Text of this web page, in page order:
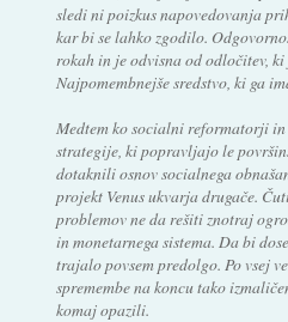
sledi ni poizkus napovedovanja
kar bi se lahko zgodilo.
rokah in je odvisna od odločitev,
Najpomembnejše sredstvo, ki ga
Medtem ko socialni reformatorji
strategije, ki popravljajo le
dotaknili osnov socialnega
projekt Venus ukvarja drugače.
problemov ne da rešiti znotraj
in monetarnega sistema. Da bi
trajalo povsem predolgo. Po vsej
spremembe na koncu tako
komaj opazili.